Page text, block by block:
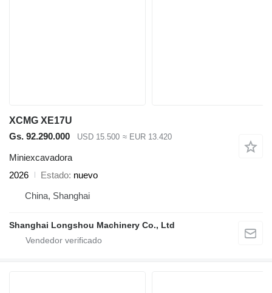
XCMG XE17U
Gs. 92.290.000
USD 15.500 ≈ EUR 13.420
Miniexcavadora
2026
Estado nuevo
China, Shanghai
Shanghai Longshou Machinery Co., Ltd